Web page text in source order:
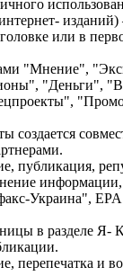
или в
"Мнение",
"Деньги",
создается
публикация,
Украина", EPA
в разделе Я-
перепечатка и